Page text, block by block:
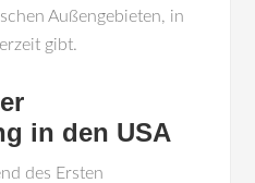
Außengebieten, in
gibt.
in den USA
des Ersten